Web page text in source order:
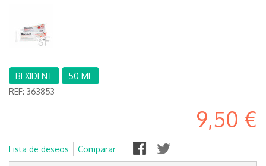
BEXIDENT
50 ML
REF: 363853
9,50 €
Lista de deseos Comparar